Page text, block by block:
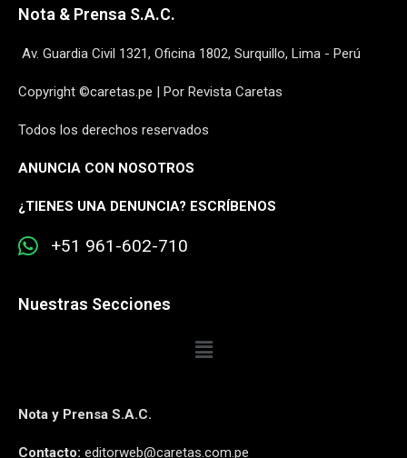
Nota & Prensa S.A.C.
Av. Guardia Civil 1321, Oficina 1802, Surquillo, Lima - Perú
Copyright ©caretas.pe | Por Revista Caretas
Todos los derechos reservados
ANUNCIA CON NOSOTROS
¿TIENES UNA DENUNCIA? ESCRÍBENOS
+51 961-602-710
Nuestras Secciones
Nota y Prensa S.A.C.
Contacto: editorweb@caretas.com.pe